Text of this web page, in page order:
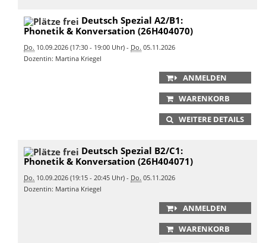
Deutsch Spezial A2/B1:
Phonetik & Konversation (26H404070)
Do. 10.09.2026 (17:30 - 19:00 Uhr) - Do. 05.11.2026
Dozentin: Martina Kriegel
ANMELDEN
WARENKORB
WEITERE DETAILS
Deutsch Spezial B2/C1:
Phonetik & Konversation (26H404071)
Do. 10.09.2026 (19:15 - 20:45 Uhr) - Do. 05.11.2026
Dozentin: Martina Kriegel
ANMELDEN
WARENKORB